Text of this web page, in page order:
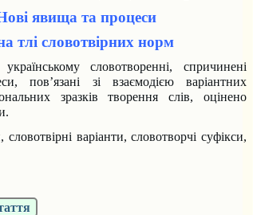
явища та процеси
тлі словотвірних норм
словотворенні, спричинені
пов’язані зі взаємодією варіантних
зразків творення слів, оцінено
варіанти, словотворчі суфікси,